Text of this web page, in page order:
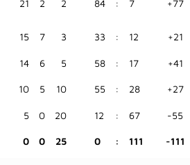
21 2 2 84 : 7 +77
15 7 3 33 : 12 +21
14 6 5 58 : 17 +41
10 5 10 55 : 28 +27
5 0 20 12 : 67 -55
0 0 25 0 : 111 -111